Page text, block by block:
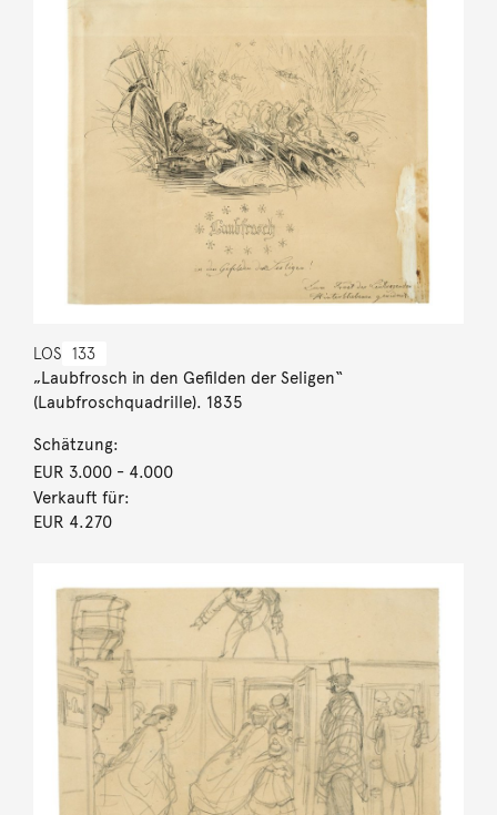
LOS 133
„Laubfrosch in den Gefilden der Seligen“
(Laubfroschquadrille). 1835
Schätzung:
EUR 3.000- 4.000
Verkauft für:
EUR 4.270